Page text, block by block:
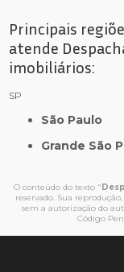
Principais
atende
imobiliários:
SP
São Paulo
Grande São
O conteúdo do texto "
reservado. Sua
sem a autorização do
Código